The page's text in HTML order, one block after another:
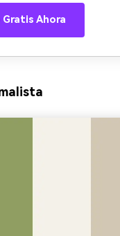
Gratis Ahora